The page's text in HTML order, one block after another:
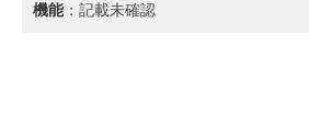
機能：記載未確認